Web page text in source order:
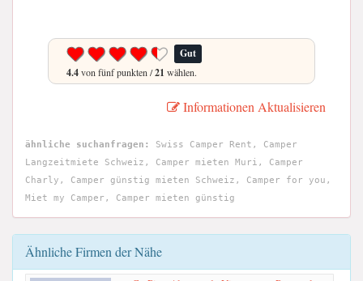
Gut
4.4von fünf punkten /21 wählen.
Informationen Aktualisieren
ähnliche suchanfragen:
Swiss Camper Rent, Camper
Langzeitmiete Schweiz, Camper mieten Muri, Camper
Charly, Camper günstig mieten Schweiz, Camper for you,
Miet my Camper, Camper mieten günstig
Ähnliche Firmen der Nähe